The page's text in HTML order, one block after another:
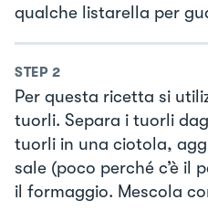
qualche listarella per
STEP 2
Per questa ricetta si
tuorli. Separa i tuorli
tuorli in una ciotola,
sale (poco perché c’è il
il formaggio. Mescola